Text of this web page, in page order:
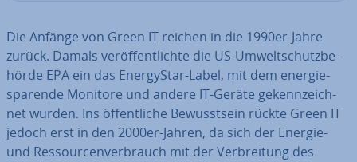
Die Anfänge von Green IT reichen in die 1990er-Jahre
zurück. Damals ver­öf­fent­lich­te die US-Um­welt­schutz­be­
hör­de EPA ein das En­er­gy­Star-Label, mit dem en­er­gie­
spa­ren­de Monitore und andere IT-Geräte ge­kenn­zeich­
net wurden. Ins öf­fent­li­che Be­wusst­sein rückte Green IT
jedoch erst in den 2000er-Jahren, da sich der Energie-
und Res­sour­cen­ver­brauch mit der Ver­brei­tung des